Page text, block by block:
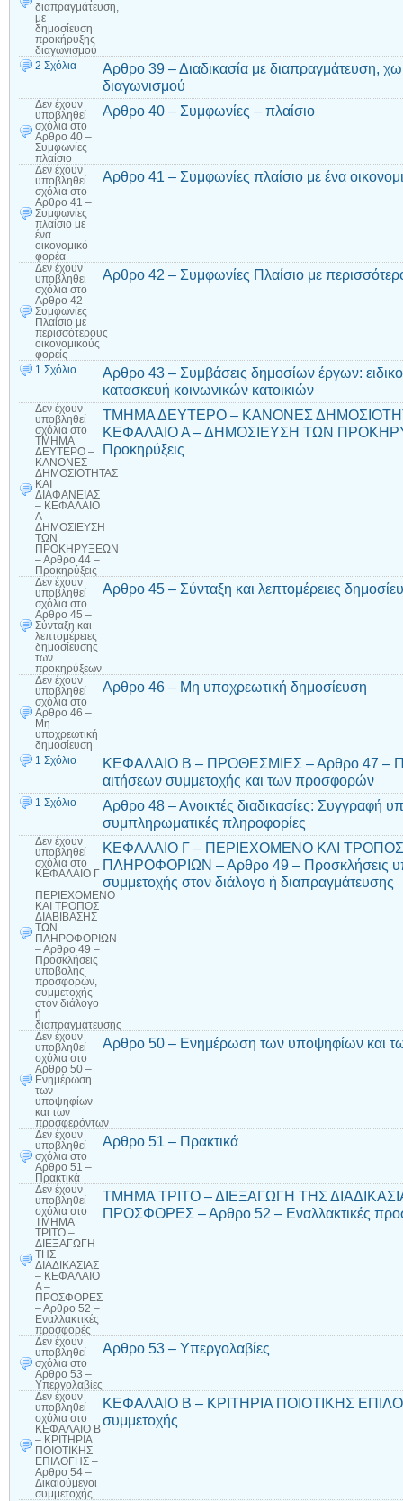
διαπραγμάτευση,
με
δημοσίευση
προκήρυξης
διαγωνισμού
2 Σχόλια
Αρθρο 39 – Διαδικασία με διαπραγμάτευση,
διαγωνισμού
Δεν έχουν
υποβληθεί
σχόλια στο
Αρθρο 40 –
Συμφωνίες –
πλαίσιο
Αρθρο 40 – Συμφωνίες – πλαίσιο
Δεν έχουν
υποβληθεί
σχόλια στο
Αρθρο 41 –
Συμφωνίες
πλαίσιο με
ένα
οικονομικό
φορέα
Αρθρο 41 – Συμφωνίες πλαίσιο με ένα
Δεν έχουν
υποβληθεί
σχόλια στο
Αρθρο 42 –
Συμφωνίες
Πλαίσιο με
περισσότερους
οικονομικούς
φορείς
Αρθρο 42 – Συμφωνίες Πλαίσιο με
1 Σχόλιο
Αρθρο 43 – Συμβάσεις δημοσίων έργων:
κατασκευή κοινωνικών κατοικιών
Δεν έχουν
υποβληθεί
σχόλια στο
ΤΜΗΜΑ
ΔΕΥΤΕΡΟ –
ΚΑΝΟΝΕΣ
ΔΗΜΟΣΙΟΤΗΤΑΣ
ΚΑΙ
ΔΙΑΦΑΝΕΙΑΣ
– ΚΕΦΑΛΑΙΟ
Α –
ΔΗΜΟΣΙΕΥΣΗ
ΤΩΝ
ΠΡΟΚΗΡΥΞΕΩΝ
– Αρθρο 44 –
Προκηρύξεις
ΤΜΗΜΑ ΔΕΥΤΕΡΟ – ΚΑΝΟΝΕΣ
ΚΕΦΑΛΑΙΟ Α – ΔΗΜΟΣΙΕΥΣΗ ΤΩΝ
Προκηρύξεις
Δεν έχουν
υποβληθεί
σχόλια στο
Αρθρο 45 –
Σύνταξη και
λεπτομέρειες
δημοσίευσης
των
προκηρύξεων
Αρθρο 45 – Σύνταξη και λεπτομέρειες
Δεν έχουν
υποβληθεί
σχόλια στο
Αρθρο 46 –
Μη
υποχρεωτική
δημοσίευση
Αρθρο 46 – Μη υποχρεωτική δημοσίευση
1 Σχόλιο
ΚΕΦΑΛΑΙΟ Β – ΠΡΟΘΕΣΜΙΕΣ – Αρθρο 47 –
αιτήσεων συμμετοχής και των προσφορών
1 Σχόλιο
Αρθρο 48 – Ανοικτές διαδικασίες: Συγγραφή
συμπληρωματικές πληροφορίες
Δεν έχουν
υποβληθεί
σχόλια στο
ΚΕΦΑΛΑΙΟ Γ
–
ΠΕΡΙΕΧΟΜΕΝΟ
ΚΑΙ ΤΡΟΠΟΣ
ΔΙΑΒΙΒΑΣΗΣ
ΤΩΝ
ΠΛΗΡΟΦΟΡΙΩΝ
– Αρθρο 49 –
Προσκλήσεις
υποβολής
προσφορών,
συμμετοχής
στον διάλογο
ή
διαπραγμάτευσης
ΚΕΦΑΛΑΙΟ Γ – ΠΕΡΙΕΧΟΜΕΝΟ ΚΑΙ
ΠΛΗΡΟΦΟΡΙΩΝ – Αρθρο 49 – Προσκλήσεις
συμμετοχής στον διάλογο ή διαπραγμάτευσης
Δεν έχουν
υποβληθεί
σχόλια στο
Αρθρο 50 –
Ενημέρωση
των
υποψηφίων
και των
προσφερόντων
Αρθρο 50 – Ενημέρωση των υποψηφίων και
Δεν έχουν
υποβληθεί
σχόλια στο
Αρθρο 51 –
Πρακτικά
Αρθρο 51 – Πρακτικά
Δεν έχουν
υποβληθεί
σχόλια στο
ΤΜΗΜΑ
ΤΡΙΤΟ –
ΔΙΕΞΑΓΩΓΗ
ΤΗΣ
ΔΙΑΔΙΚΑΣΙΑΣ
– ΚΕΦΑΛΑΙΟ
Α –
ΠΡΟΣΦΟΡΕΣ
– Αρθρο 52 –
Εναλλακτικές
προσφορές
ΤΜΗΜΑ ΤΡΙΤΟ – ΔΙΕΞΑΓΩΓΗ ΤΗΣ
ΠΡΟΣΦΟΡΕΣ – Αρθρο 52 – Εναλλακτικές
Δεν έχουν
υποβληθεί
σχόλια στο
Αρθρο 53 –
Υπεργολαβίες
Αρθρο 53 – Υπεργολαβίες
Δεν έχουν
υποβληθεί
σχόλια στο
ΚΕΦΑΛΑΙΟ Β
– ΚΡΙΤΗΡΙΑ
ΠΟΙΟΤΙΚΗΣ
ΕΠΙΛΟΓΗΣ –
Αρθρο 54 –
Δικαιούμενοι
συμμετοχής
ΚΕΦΑΛΑΙΟ Β – ΚΡΙΤΗΡΙΑ ΠΟΙΟΤΙΚΗΣ
συμμετοχής